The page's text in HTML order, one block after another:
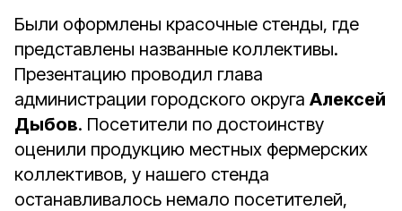
Были оформлены красочные стенды, где
представлены названные коллективы.
Презентацию проводил глава
администрации городского округа Алексей
Дыбов. Посетители по достоинству
оценили продукцию местных фермерских
коллективов, у нашего стенда
останавливалось немало посетителей,